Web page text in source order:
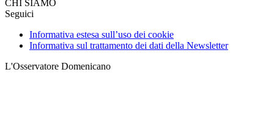
CHI SIAMO
Seguici
Informativa estesa sull’uso dei cookie
Informativa sul trattamento dei dati della Newsletter
L'Osservatore Domenicano